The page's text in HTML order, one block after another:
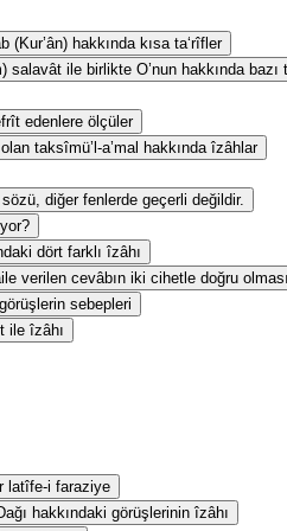
hakkında kısa ta‘rîfler
salavât ile birlikte O’nun hakkında bazı
edenlere ölçüler
taksîmü’l-a’mal hakkında îzâhlar
diğer fenlerde geçerli değildir.
dört farklı îzâhı
verilen cevâbın iki cihetle doğru olması
sebepleri
ile îzâhı
latîfe-i faraziye
hakkındaki görüşlerinin îzâhı